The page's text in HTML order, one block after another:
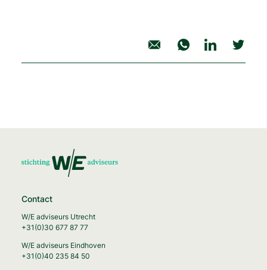
deel opiniestuk
Contact
W/E adviseurs Utrecht
+31(0)30 677 87 77
W/E adviseurs Eindhoven
+31(0)40 235 84 50